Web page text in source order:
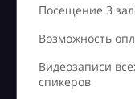
Посещение 3
Возможность
Видеозаписи
спикеров